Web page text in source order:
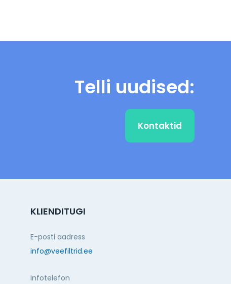
Telli uudised:
Kontaktid
KLIENDITUGI
E-posti aadress
info@veefiltrid.ee
Infotelefon